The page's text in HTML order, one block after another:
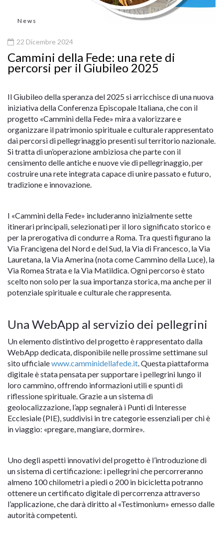
News
22 Dicembre 2024
Cammini della Fede: una rete di
percorsi per il Giubileo 2025
Il Giubileo della speranza del 2025 si arricchisce di una nuova
iniziativa della Conferenza Episcopale Italiana, che con il
progetto «Cammini della Fede» mira a valorizzare e
organizzare il patrimonio spirituale e culturale rappresentato
dai percorsi di pellegrinaggio presenti sul territorio nazionale.
Si tratta di un’operazione ambiziosa che parte con il
censimento delle antiche e nuove vie di pellegrinaggio, per
costruire una rete integrata capace di unire passato e futuro,
tradizione e innovazione.
I «Cammini della Fede» includeranno inizialmente sette
itinerari principali, selezionati per il loro significato storico e
per la prerogativa di condurre a Roma. Tra questi figurano la
Via Francigena del Nord e del Sud, la Via di Francesco, la Via
Lauretana, la Via Amerina (nota come Cammino della Luce), la
Via Romea Strata e la Via Matildica. Ogni percorso è stato
scelto non solo per la sua importanza storica, ma anche per il
potenziale spirituale e culturale che rappresenta.
Una WebApp al servizio dei pellegrini
Un elemento distintivo del progetto è rappresentato dalla
WebApp dedicata, disponibile nelle prossime settimane sul
sito ufficialewww.camminidellafede.it. Questa piattaforma
digitale è stata pensata per supportare i pellegrini lungo il
loro cammino, offrendo informazioni utili e spunti di
riflessione spirituale. Grazie a un sistema di
geolocalizzazione, l’app segnalerà i Punti di Interesse
Ecclesiale (PIE), suddivisi in tre categorie essenziali per chi è
in viaggio: «pregare, mangiare, dormire».
Uno degli aspetti innovativi del progetto è l’introduzione di
un sistema di certificazione: i pellegrini che percorreranno
almeno 100 chilometri a piedi o 200 in bicicletta potranno
ottenere un certificato digitale di percorrenza attraverso
l’applicazione, che darà diritto al «Testimonium» emesso dalle
autorità competenti.